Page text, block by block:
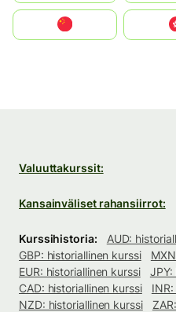
中國香港特別行政區
Valuuttakurssit:
Kansainväliset rahansiirrot:
Kurssihistoria:
AUD:
GBP: historiallinen kurssi
EUR: historiallinen kurssi
JPY:
CAD: historiallinen kurssi
NZD: historiallinen kurssi